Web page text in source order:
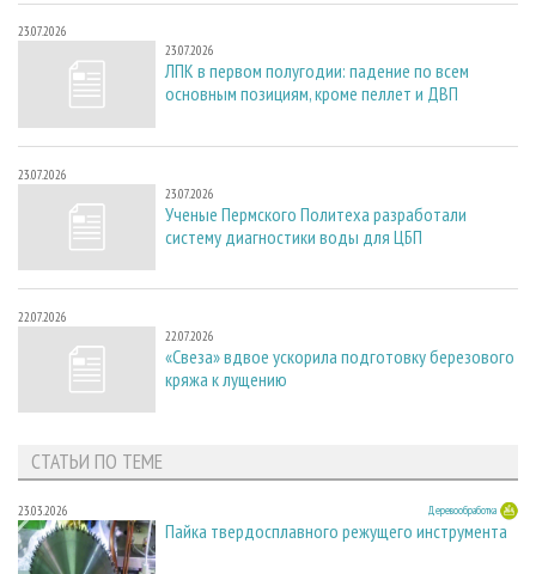
23.07.2026
23.07.2026
ЛПК в первом полугодии: падение по всем
основным позициям, кроме пеллет и ДВП
23.07.2026
23.07.2026
Ученые Пермского Политеха разработали
систему диагностики воды для ЦБП
22.07.2026
22.07.2026
«Свеза» вдвое ускорила подготовку березового
кряжа к лущению
СТАТЬИ ПО ТЕМЕ
23.03.2026 Деревообработка
Пайка твердосплавного режущего инструмента